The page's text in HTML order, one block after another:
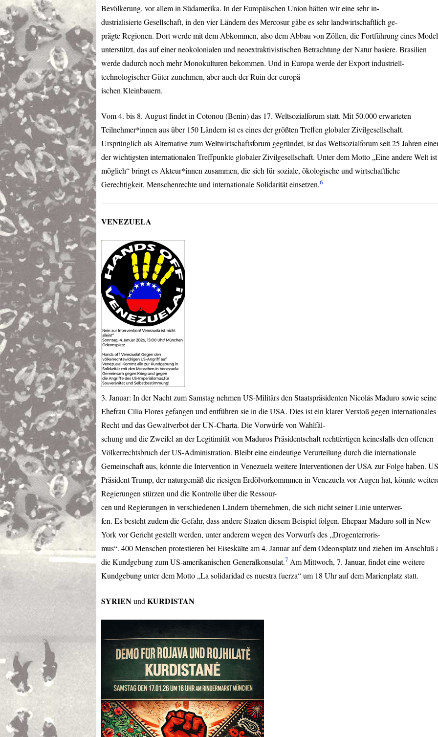
Bevölkerung, vor allem in Südamerika. In der Europäischen Union hätten wir eine sehr in-
dustrialisierte Gesellschaft, in den vier Ländern des Mercosur gäbe es sehr landwirtschaftlich ge-
prägte Regionen. Dort werde mit dem Abkommen, also dem Abbau von Zöllen, die Fortführung eines
unterstützt, das auf einer neokolonialen und neoextraktivistischen Betrachtung der Natur basiere. Brasilien
werde dadurch noch mehr Monokulturen bekommen. Und in Europa werde der Export industriell-
technologischer Güter zunehmen, aber auch der Ruin der europä-
ischen Kleinbauern.
Vom 4. bis 8. August findet in Cotonou (Benin) das 17. Weltsozialforum statt. Mit 50.000 erwarteten
Teilnehmer*innen aus über 150 Ländern ist es eines der größten Treffen globaler Zivilgesellschaft.
Ursprünglich als Alternative zum Weltwirtschaftsforum gegründet, ist das Weltsozialforum seit 25 Jahren
der wichtigsten internationalen Treffpunkte globaler Zivilgesellschaft. Unter dem Motto „Eine andere Welt ist
möglich“ bringt es Akteur*innen zusammen, die sich für soziale, ökologische und wirtschaftliche
Gerechtigkeit, Menschenrechte und internationale Solidarität einsetzen.6
VENEZUELA
3. Januar: In der Nacht zum Samstag nehmen US-Militärs den Staatspräsidenten Nicolás Maduro sowie seine
Ehefrau Cilia Flores gefangen und entführen sie in dieUSA. Dies ist ein klarer Verstoß gegen internationales
Recht und das Gewaltverbot der UN-Charta. Die Vorwürfe von Wahlfäl-
schung und die Zweifel an der Legitimität von Maduros Präsidentschaft rechtfertigen keinesfalls den offenen
Völkerrechtsbruch der US-Administration. Bleibt eine eindeutige Verurteilung durch die internationale
Gemeinschaft aus, könnte die Intervention in Venezuela weitere Interventionen derUSAzur Folge haben.
Präsident Trump, der naturgemäß die riesigen Erdölvorkommmen in Venezuela vor Augen hat, könnte
Regierungen stürzen und die Kontrolle über die Ressour-
cen und Regierungen in verschiedenen Ländern übernehmen, die sich nicht seiner Linie unterwer-
fen. Es besteht zudem die Gefahr, dass andere Staaten diesem Beispiel folgen. Ehepaar Maduro soll in New
York vor Gericht gestellt werden, unter anderem wegen des Vorwurfs des „Drogenterroris-
mus“. 400 Menschen protestieren bei Eiseskälte am 4. Januar auf dem Odeonsplatz und ziehen im Anschluß
die Kundgebung zum US-amerikanischen Generalkonsulat.7 Am Mittwoch, 7. Januar, findet eine weitere
Kundgebung unter dem Motto „La solidaridad es nuestra fuerza“ um 18 Uhr auf dem Marienplatz statt.
SYRIENundKURDISTAN